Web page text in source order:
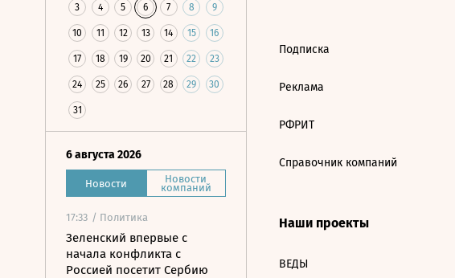
3 4 5 6 7 8 9
10 11 12 13 14 15 16
17 18 19 20 21 22 23
24 25 26 27 28 29 30
31
6 августа 2026
Новости Новости
компаний
17:33 / Политика
Зеленский впервые с
начала конфликта с
Россией посетит Сербию
Подписка
Реклама
РФРИТ
Справочник компаний
Наши проекты
ВЕДЫ